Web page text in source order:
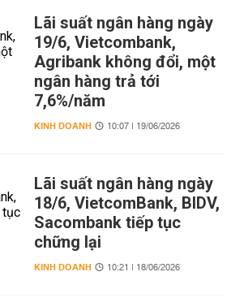
Lãi suất ngân hàng ngày
19/6, Vietcombank,
Agribank không đổi, một
ngân hàng trả tới
7,6%/năm
KINH DOANH 10:07 | 19/06/2026
Lãi suất ngân hàng ngày
18/6, VietcomBank, BIDV,
Sacombank tiếp tục
chững lại
KINH DOANH 10:21 | 18/06/2026